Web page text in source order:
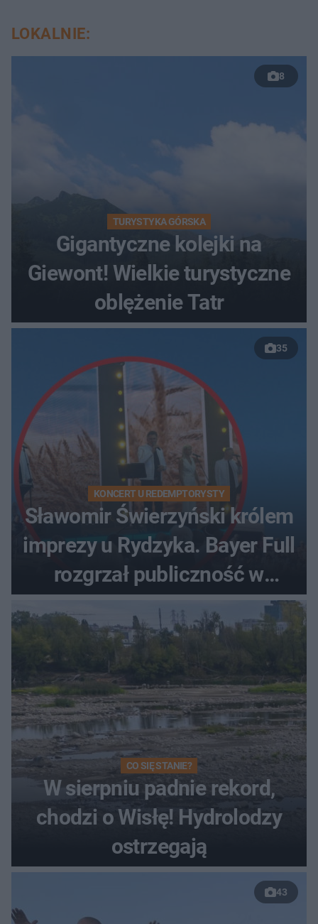
LOKALNIE:
8
TURYSTYKA GÓRSKA
Gigantyczne kolejki na
Giewont! Wielkie turystyczne
oblężenie Tatr
35
KONCERT U REDEMPTORYSTY
Sławomir Świerzyński królem
imprezy u Rydzyka. Bayer Full
rozgrzał publiczność w
Toruniu
CO SIĘ STANIE?
W sierpniu padnie rekord,
chodzi o Wisłę! Hydrolodzy
ostrzegają
43